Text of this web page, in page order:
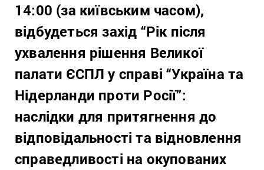
14:00 (за київським часом),
відбудеться захід “Рік після
ухвалення рішення Великої
палати ЄСПЛ у справі “Україна та
Нідерланди проти Росії”:
наслідки для притягнення до
відповідальності та відновлення
справедливості на окупованих